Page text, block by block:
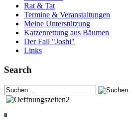
Rat & Tat
Termine & Veranstaltungen
Meine Unterstützung
Katzenrettung aus Bäumen
Der Fall "Joshi"
Links
Search